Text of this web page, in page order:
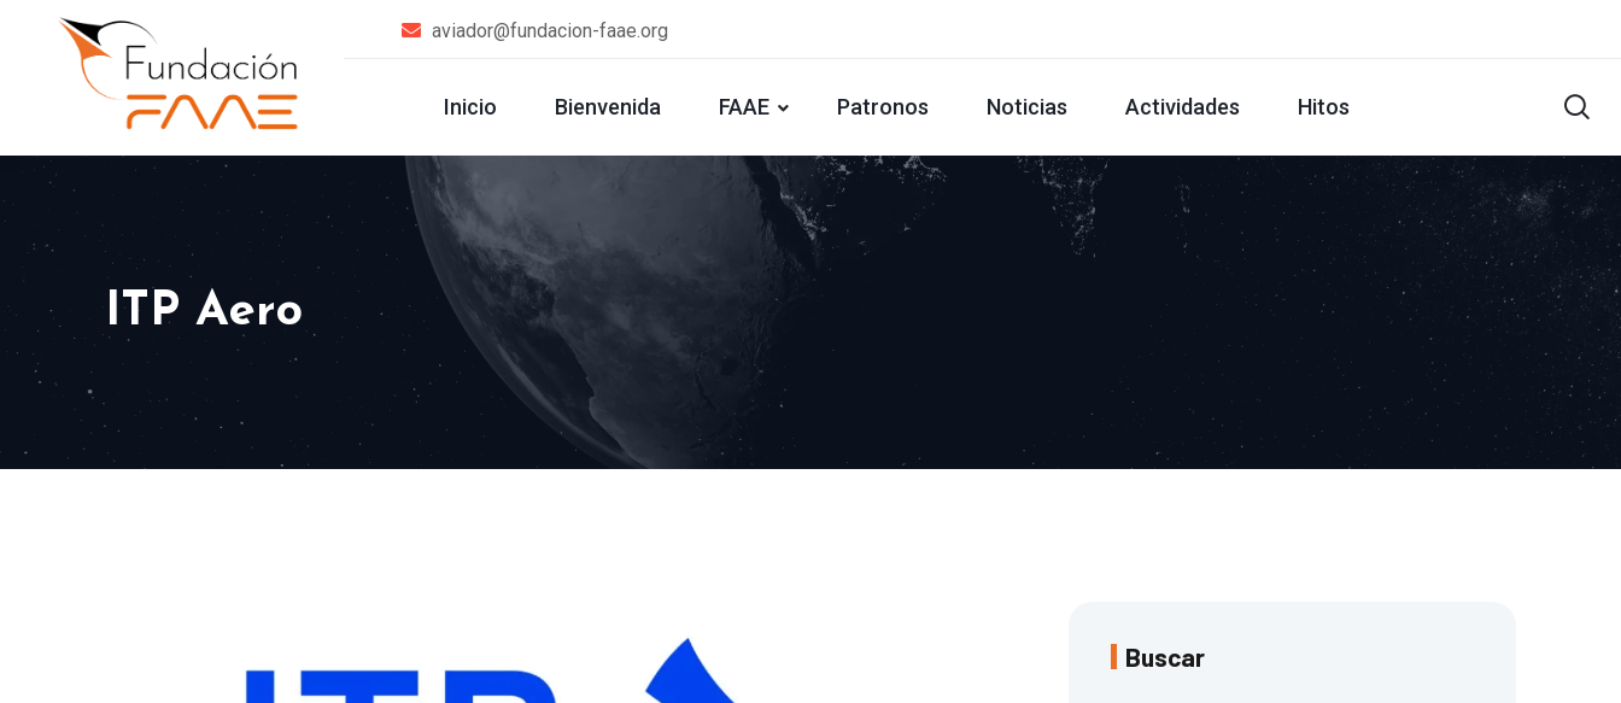
aviador@fundacion-faae.org
Inicio Bienvenida FAAE Patronos Noticias Actividades Hitos
ITP Aero
Buscar